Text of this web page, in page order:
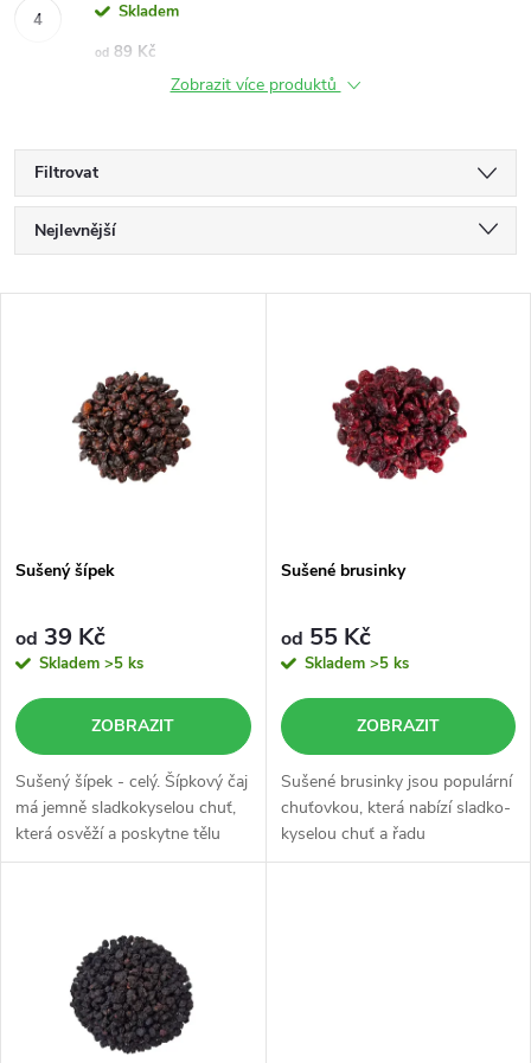
Skladem
od 89 Kč
Zobrazit více produktů
Filtrovat
Ř
a
p
r
o
d
u
Nejlevnější
Abecedně
s
p
r
o
d
u
Sušený šípek
od 39 Kč
Skladem >5 ks
ZOBRAZIT
Sušený šípek - celý. Šípkový čaj
má jemně sladkokyselou chuť,
která osvěží a poskytne tělu
potřebné živiny.
Sušené brusinky
od 55 Kč
Skladem >5 ks
ZOBRAZIT
Sušené brusinky jsou populární
chuťovkou, která nabízí sladko-
kyselou chuť a řadu
prospěšných látek pro naše